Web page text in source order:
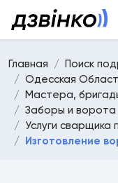
Главная
Поиск
Одесская
Мастера,
Заборы и ворота
Услуги
Изготовление